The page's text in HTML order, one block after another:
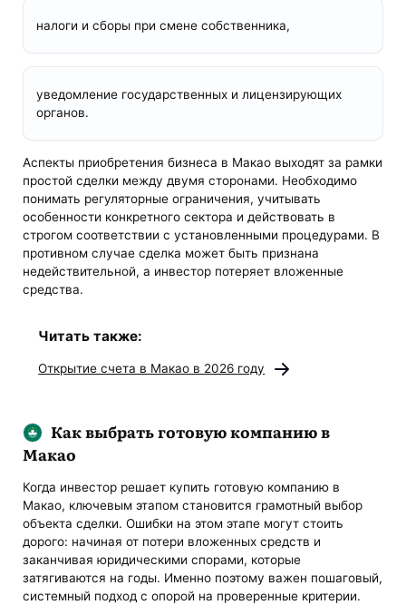
налоги и сборы при смене собственника,
уведомление государственных и лицензирующих
органов.
Аспекты приобретения бизнеса в Макао выходят за рамки
простой сделки между двумя сторонами. Необходимо
понимать регуляторные ограничения, учитывать
особенности конкретного сектора и действовать в
строгом соответствии с установленными процедурами. В
противном случае сделка может быть признана
недействительной, а инвестор потеряет вложенные
средства.
Читать также:
Открытие счета в Макао в 2026 году
Как выбрать готовую компанию в
Макао
Когда инвестор решает купить готовую компанию в
Макао, ключевым этапом становится грамотный выбор
объекта сделки. Ошибки на этом этапе могут стоить
дорого: начиная от потери вложенных средств и
заканчивая юридическими спорами, которые
затягиваются на годы. Именно поэтому важен пошаговый,
системный подход с опорой на проверенные критерии.